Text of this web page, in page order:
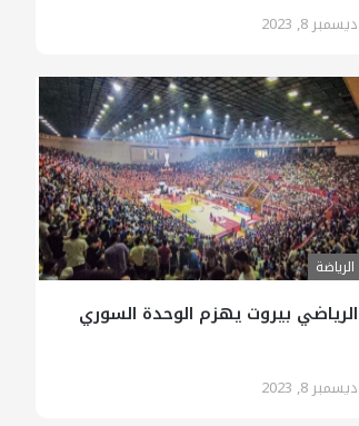
والنظام العالمي الجائر
ديسمبر 8, 2023
الرياضة
الرياضي بيروت يهزم الوحدة السوري
ديسمبر 8, 2023